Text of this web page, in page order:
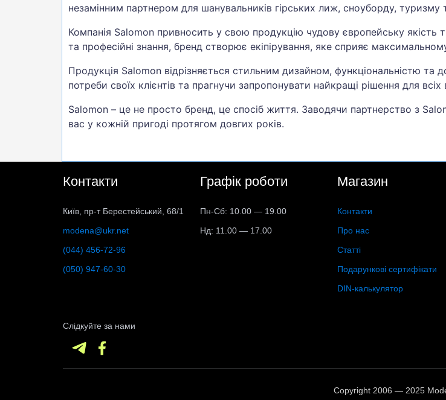
незамінним партнером для шанувальників гірських лиж, сноуборду, туризму
Компанія Salomon привносить у свою продукцію чудову європейську якість
та професійні знання, бренд створює екіпірування, яке сприяє
Продукція Salomon відрізняється стильним дизайном, функціональністю
потреби своїх клієнтів та прагнучи запропонувати найкращі рішення для всіх
Salomon – це не просто бренд, це спосіб життя. Заводячи партнерство з
вас у кожній пригоді протягом довгих років.
Контакти
Київ, пр-т Берестейський, 68/1
modena@ukr.net
(044) 456-72-96
(050) 947-60-30
Графік роботи
Пн-Сб: 10.00 — 19.00
Нд: 11.00 — 17.00
Магазин
Контакти
Про нас
Статті
Подарункові сертифікати
DIN-калькулятор
Слідкуйте за нами
Copyright 2006 — 2025